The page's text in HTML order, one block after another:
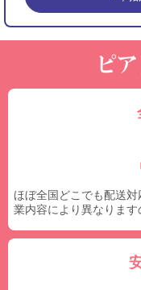
ほぼ全国どこでも配送
業内容により異なります